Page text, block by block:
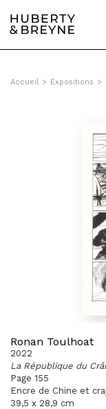
Accueil > Expositions >
Ronan Toulhoat
2022
La République du
Page 155
Encre de Chine et
39,5 x 28,9 cm